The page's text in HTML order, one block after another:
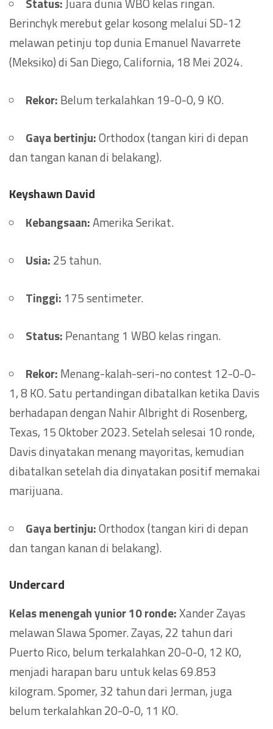
Berinchyk merebut gelar kosong melalui SD-12
melawan petinju top dunia Emanuel Navarrete
(Meksiko) di San Diego, California, 18 Mei 2024.
Rekor: Belum terkalahkan 19-0-0, 9 KO.
Gaya bertinju:Orthodox (tangan kiri di depan
dan tangan kanan di belakang).
Keyshawn David
Kebangsaan:Amerika Serikat.
Usia: 25 tahun.
Tinggi: 175 sentimeter.
Status: Penantang 1 WBO kelas ringan.
Rekor: Menang-kalah-seri-no contest 12-0-0-
1, 8 KO. Satu pertandingan dibatalkan ketika Davis
berhadapan dengan Nahir Albright di Rosenberg,
Texas, 15 Oktober 2023. Setelah selesai 10 ronde,
Davis dinyatakan menang mayoritas, kemudian
dibatalkan setelah dia dinyatakan positif memakai
marijuana.
Gaya bertinju:Orthodox (tangan kiri di depan
dan tangan kanan di belakang).
Undercard
Kelas menengah yunior 10 ronde:Xander Zayas
melawan Slawa Spomer. Zayas, 22 tahun dari
Puerto Rico, belum terkalahkan 20-0-0, 12 KO,
menjadi harapan baru untuk kelas 69.853
kilogram. Spomer, 32 tahun dari Jerman, juga
belum terkalahkan 20-0-0, 11 KO.